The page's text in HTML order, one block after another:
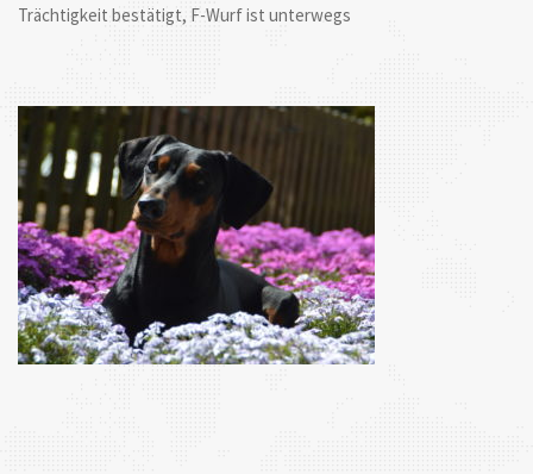
Trächtigkeit bestätigt, F-Wurf ist unterwegs